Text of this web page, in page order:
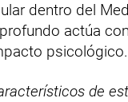
dentro del
actúa
psicológico.
de